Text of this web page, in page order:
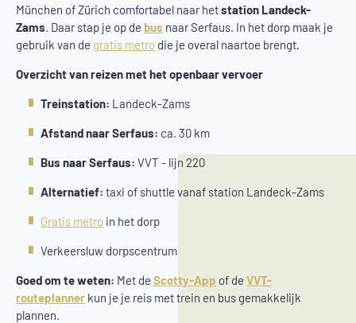
München of Zürich comfortabel naar hetstation Landeck-
Zams . Daar stap je op de bus naar Serfaus. In het dorp maak je
gebruik van de gratis metro die je overal naartoe brengt.
Overzicht van reizen met het openbaar vervoer
Treinstation: Landeck-Zams
Afstand naar Serfaus: ca. 30 km
Bus naar Serfaus: VVT - lijn 220
Alternatief: taxi of shuttle vanaf station Landeck-Zams
Gratis metro in het dorp
Verkeersluw dorpscentrum
Goed om te weten: Met de Scotty-App of de VVT-
routeplanner kun je je reis met trein en bus gemakkelijk
plannen.